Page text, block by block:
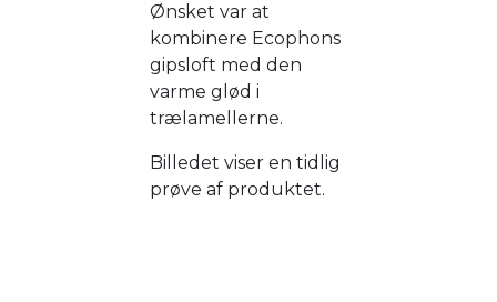
Ønsket var at
kombinere Ecophons
gipsloft med den
varme glød i
trælamellerne.
Billedet viser en tidlig
prøve af produktet.